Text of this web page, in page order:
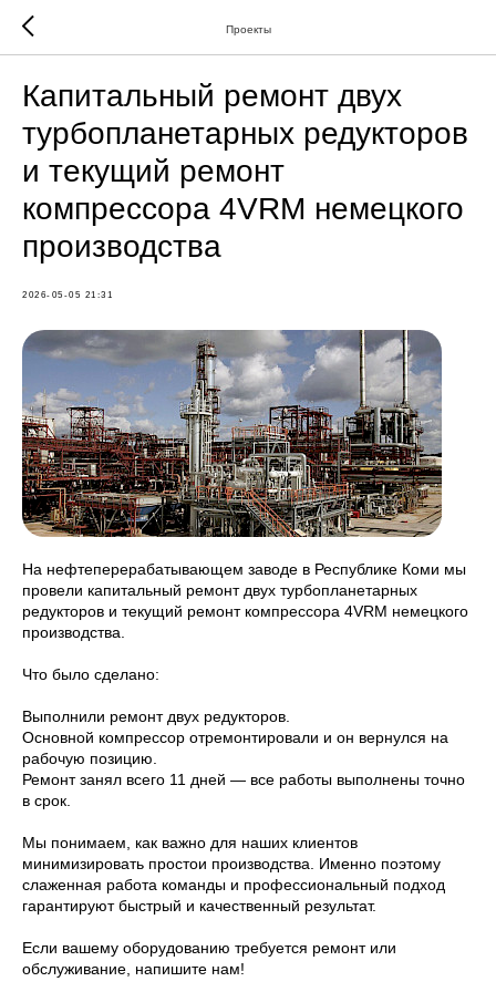
Проекты
Капитальный ремонт двух
турбопланетарных редукторов
и текущий ремонт
компрессора 4VRM немецкого
производства
2026-05-05 21:31
На нефтеперерабатывающем заводе в Республике Коми мы
провели капитальный ремонт двух турбопланетарных
редукторов и текущий ремонт компрессора 4VRM немецкого
производства.
Что было сделано:
Выполнили ремонт двух редукторов.
Основной компрессор отремонтировали и он вернулся на
рабочую позицию.
Ремонт занял всего 11 дней — все работы выполнены точно
в срок.
Мы понимаем, как важно для наших клиентов
минимизировать простои производства. Именно поэтому
слаженная работа команды и профессиональный подход
гарантируют быстрый и качественный результат.
Если вашему оборудованию требуется ремонт или
обслуживание, напишите нам!